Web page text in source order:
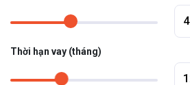
Thời hạn vay (tháng)